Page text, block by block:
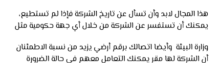
هذا المجال لابد وأن تسأل عن تاريخ الشركة فإذا لم تستطيع،
يمكنك أن تستفسر عن الشركة من خلال أي جهة حكومية مثل
وزارة البيئة وأيضا اتصالك برقم أرضي يزيد من نسبة الاطمئنان
أن الشركة لها مقر يمكنك التعامل معهم في حالة الضرورة